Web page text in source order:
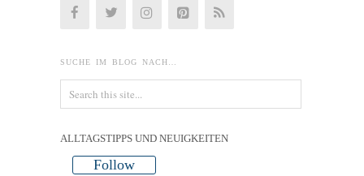
SUCHE IM BLOG NACH…
ALLTAGSTIPPS UND NEUIGKEITEN
Follow